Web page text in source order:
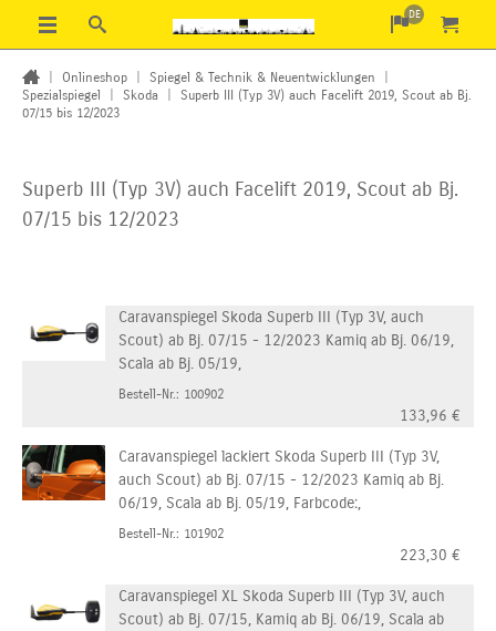
DE
Onlineshop Spiegel & Technik & Neuentwicklungen
Spezialspiegel
Skoda
Superb III (Typ 3V) auch Facelift 2019, Scout ab Bj.
07/15 bis 12/2023
Superb III (Typ 3V) auch Facelift 2019, Scout ab Bj.
07/15 bis 12/2023
Caravanspiegel Skoda Superb III (Typ 3V, auch
Scout) ab Bj. 07/15 - 12/2023 Kamiq ab Bj. 06/19,
Scala ab Bj. 05/19,
Bestell-Nr.: 100902
133,96 €
Caravanspiegel lackiert Skoda Superb III (Typ 3V,
auch Scout) ab Bj. 07/15 - 12/2023 Kamiq ab Bj.
06/19, Scala ab Bj. 05/19, Farbcode:,
Bestell-Nr.: 101902
223,30 €
Caravanspiegel XL Skoda Superb III (Typ 3V, auch
Scout) ab Bj. 07/15, Kamiq ab Bj. 06/19, Scala ab